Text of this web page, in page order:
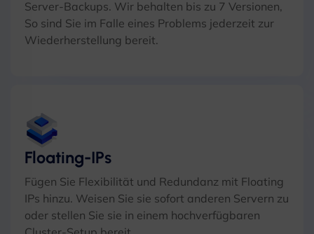
Server-Backups. Wir behalten bis zu 7 Versionen,
So sind Sie im Falle eines Problems jederzeit zur
Wiederherstellung bereit.
Floating-IPs
Fügen Sie Flexibilität und Redundanz mit Floating
IPs hinzu. Weisen Sie sie sofort anderen Servern zu
oder stellen Sie sie in einem hochverfügbaren